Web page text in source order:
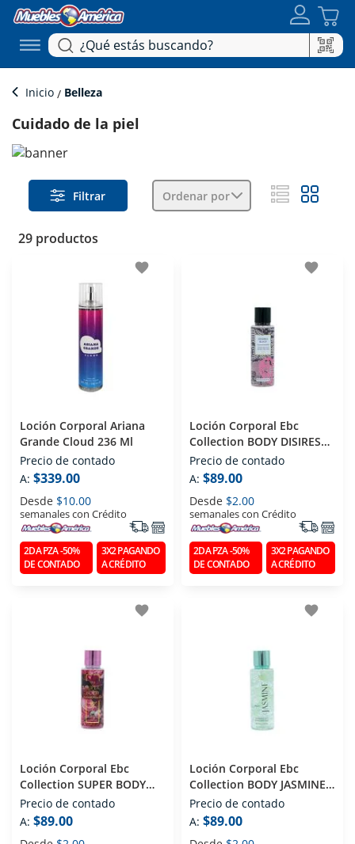
Inicio Belleza
Cuidado de la piel
Filtrar Ordenar por
29 productos
favorite
Loción Corporal Ariana
Grande Cloud 236 Ml
Precio de contado
A: $339.00
Desde $10.00
semanales con Crédito
2DA PZA -50%
DE CONTADO
3X2 PAGANDO
A CRÉDITO
favorite
Loción Corporal Ebc
Collection BODY DISIRES
BLACK 250 Ml
Precio de contado
A: $89.00
Desde $2.00
semanales con Crédito
2DA PZA -50%
DE CONTADO
3X2 PAGANDO
A CRÉDITO
favorite
Loción Corporal Ebc
Collection SUPER BODY
250 Ml
Precio de contado
A: $89.00
favorite
Loción Corporal Ebc
Collection BODY JASMINE
250 Ml
Precio de contado
A: $89.00